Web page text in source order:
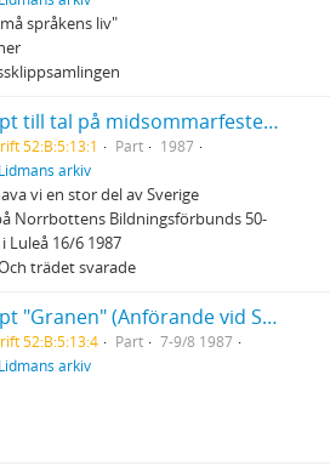
språkens liv"
Manuskript till tal på midsommarfesten i Burträsk
52:B:5:13:1 Part
1987
arkiv
vi en stor del av Sverige
Norrbottens Bildningsförbunds 50-
Luleå 16/6 1987
trädet svarade
Manuskript "Granen" (Anförande vid Sveriges Ekumeniska Kvinnoråds konferens)
52:B:5:13:4 Part
7-9/8 1987
arkiv